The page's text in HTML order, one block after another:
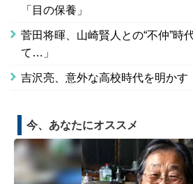
「目の保養」
菅田将暉、山崎賢人との“不仲”時
て…」
吉沢亮、意外な高校時代を明かす
今、あなたにオススメ